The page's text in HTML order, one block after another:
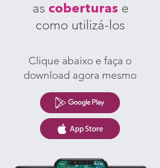
as coberturas e
como utilizá-los
Clique abaixo e faça o
download agora mesmo